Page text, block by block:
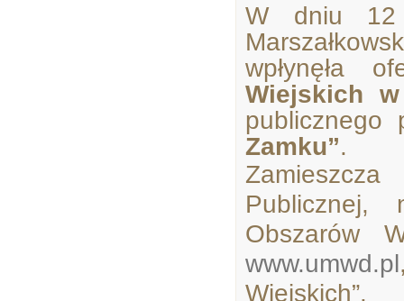
W dniu 12
wpłynęła
Wiejskich
Zamku”.
Publicznej,
Obszarów
www.umwd.pl
Wiejskich”.